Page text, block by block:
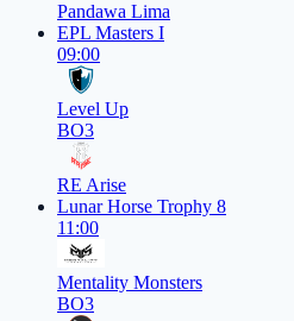
Pandawa Lima
EPL Masters I
09:00
Level Up
BO3
RE Arise
Lunar Horse Trophy 8
11:00
Mentality Monsters
BO3